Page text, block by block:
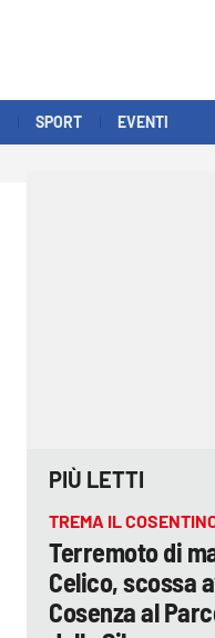
SPORT EVENTI
PIÙ LETTI
TREMA IL
Terremoto di
Celico, scossa
Cosenza al